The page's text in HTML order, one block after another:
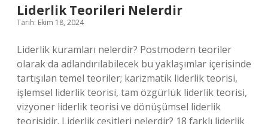
Liderlik Teorileri Nelerdir
Tarih: Ekim 18, 2024
Liderlik kuramları nelerdir? Postmodern teoriler
olarak da adlandırılabilecek bu yaklaşımlar içerisinde
tartışılan temel teoriler; karizmatik liderlik teorisi,
işlemsel liderlik teorisi, tam özgürlük liderlik teorisi,
vizyoner liderlik teorisi ve dönüşümsel liderlik
teorisidir. Liderlik çeşitleri nelerdir? 18 farklı liderlik